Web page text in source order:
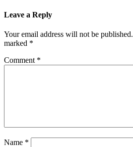
Leave a Reply
Your email address will not be published.
marked *
Comment *
Name *